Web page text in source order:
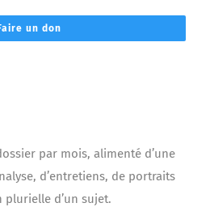
un don
par mois, alimenté d’une
d’entretiens, de portraits
d’un sujet.